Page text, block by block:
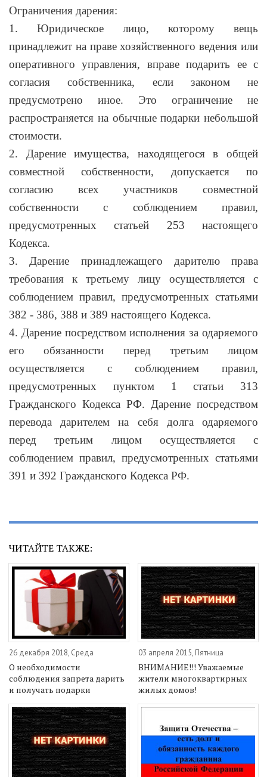
Ограничения дарения:
1. Юридическое лицо, которому вещь
принадлежит на праве хозяйственного ведения или
оперативного управления, вправе подарить ее с
согласия собственника, если законом не
предусмотрено иное. Это ограничение не
распространяется на обычные подарки небольшой
стоимости.
2. Дарение имущества, находящегося в общей
совместной собственности, допускается по
согласию всех участников совместной
собственности с соблюдением правил,
предусмотренных статьей 253 настоящего
Кодекса.
3. Дарение принадлежащего дарителю права
требования к третьему лицу осуществляется с
соблюдением правил, предусмотренных статьями
382 - 386, 388 и 389 настоящего Кодекса.
4. Дарение посредством исполнения за одаряемого
его обязанности перед третьим лицом
осуществляется с соблюдением правил,
предусмотренных пунктом 1 статьи 313
Гражданского Кодекса РФ. Дарение посредством
перевода дарителем на себя долга одаряемого
перед третьим лицом осуществляется с
соблюдением правил, предусмотренных статьями
391 и 392 Гражданского Кодекса РФ.
ЧИТАЙТЕ ТАКЖЕ:
26 декабря 2018, Среда
О необходимости
соблюдения запрета дарить
и получать подарки
03 апреля 2015, Пятница
ВНИМАНИЕ!!! Уважаемые
жители многоквартирных
жилых домов!